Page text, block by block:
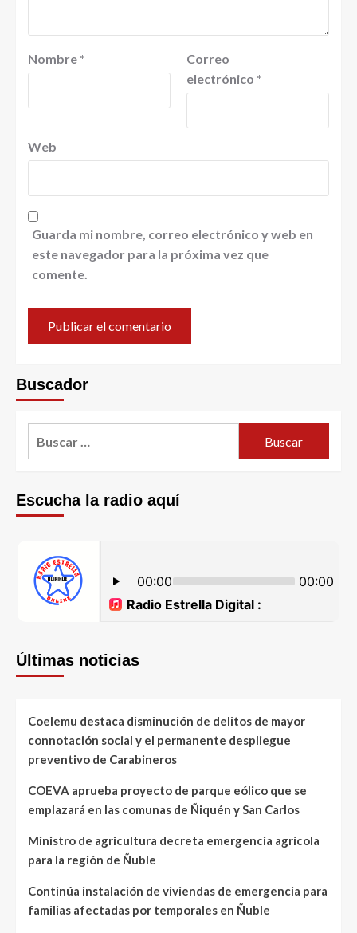
Nombre *
Correo
electrónico *
Web
Guarda mi nombre, correo electrónico y web en
este navegador para la próxima vez que
comente.
Buscador
Escucha la radio aquí
Últimas noticias
Coelemu destaca disminución de delitos de mayor
connotación social y el permanente despliegue
preventivo de Carabineros
COEVA aprueba proyecto de parque eólico que se
emplazará en las comunas de Ñiquén y San Carlos
Ministro de agricultura decreta emergencia agrícola
para la región de Ñuble
Continúa instalación de viviendas de emergencia para
familias afectadas por temporales en Ñuble